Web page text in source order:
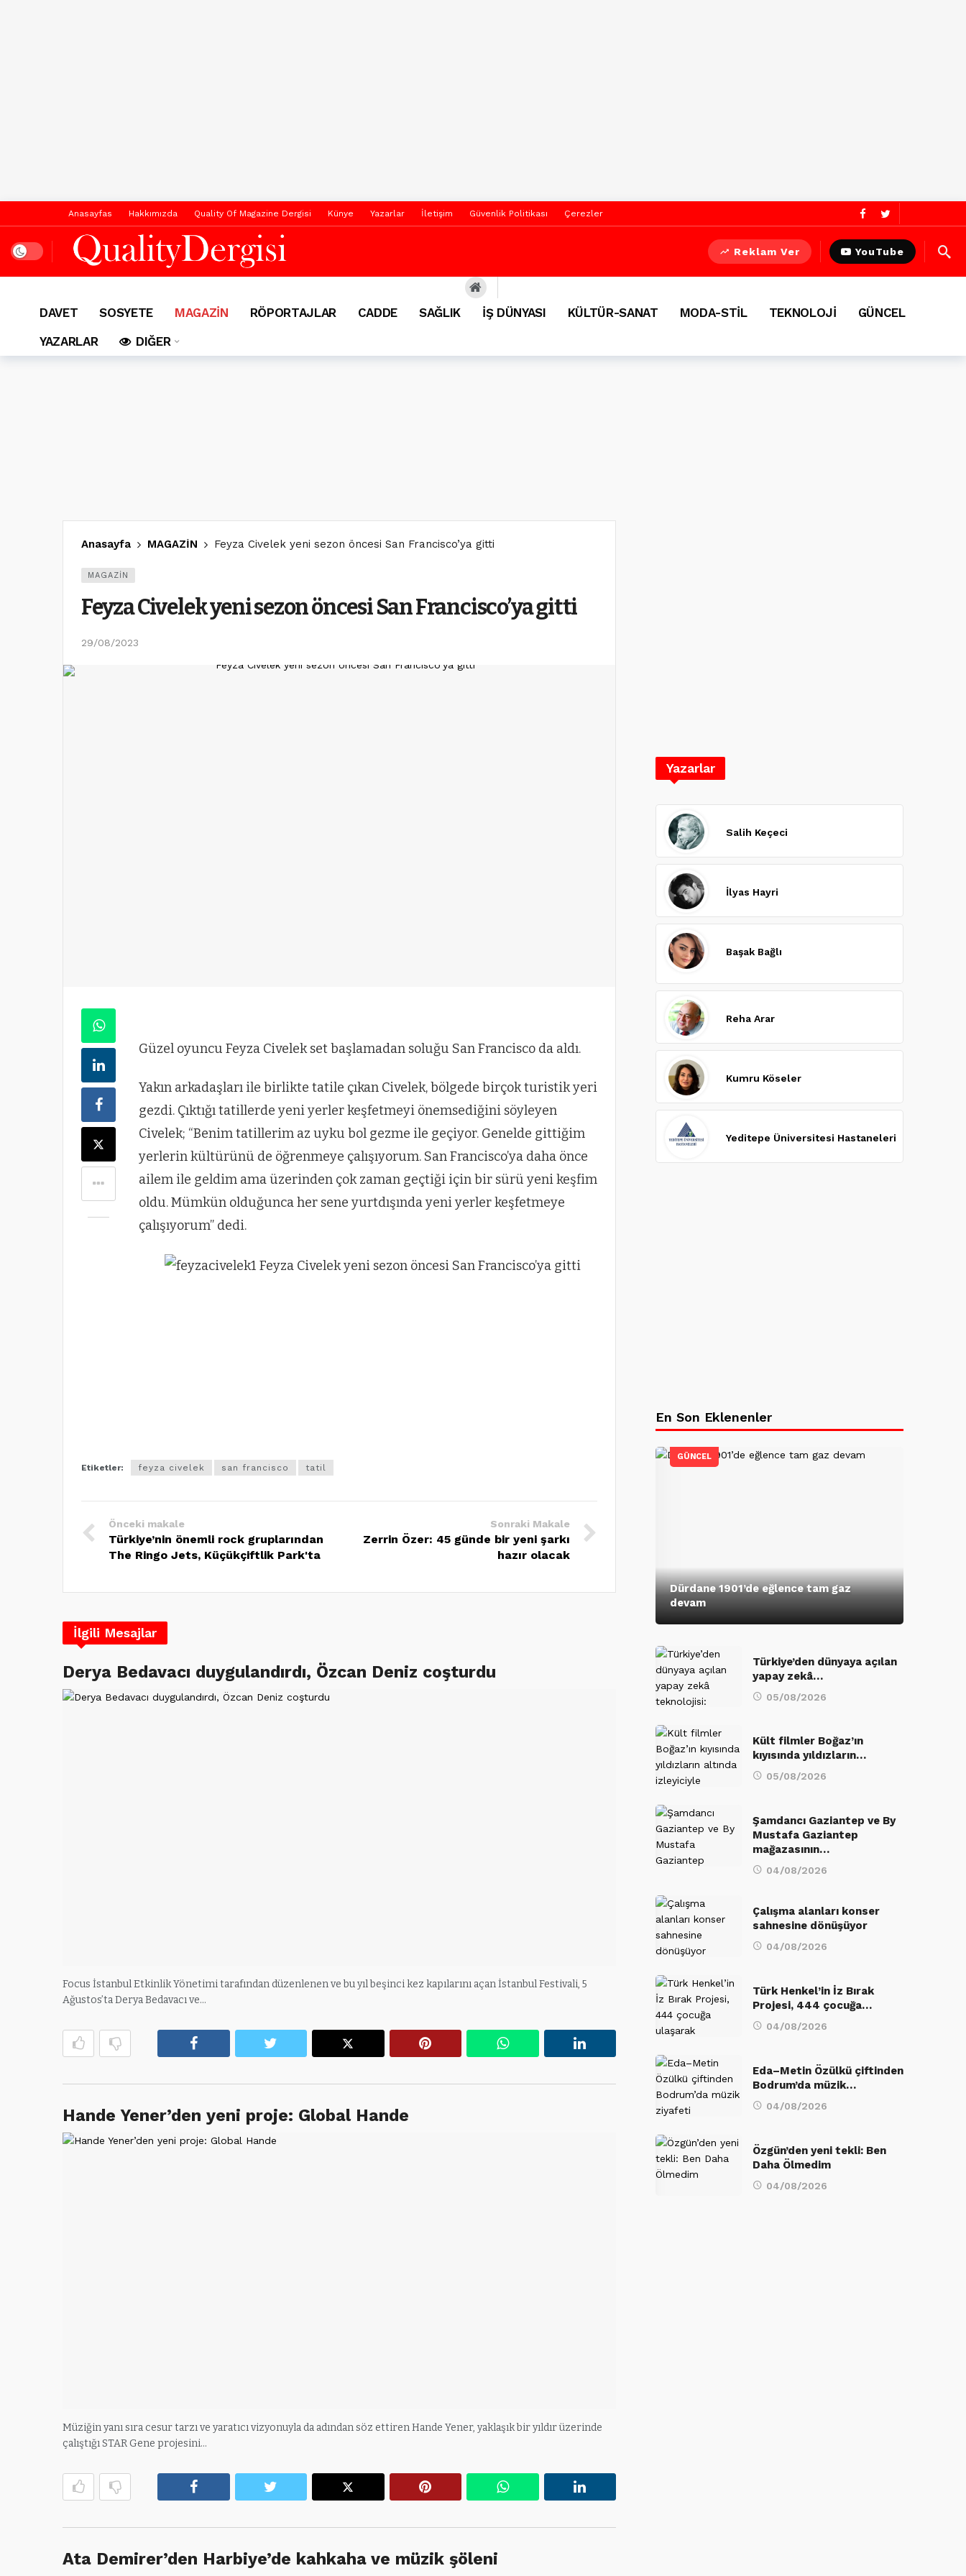
Anasayfas Hakkımızda Quality Of Magazine Dergisi Künye Yazarlar İletişim Güvenlik Politikası Çerezler
Dark mode Reklam Ver YouTube
DAVET SOSYETE MAGAZİN RÖPORTAJLAR CADDE SAĞLIK İŞ DÜNYASI KÜLTÜR-SANAT MODA-STİL TEKNOLOJİ
GÜNCEL
YAZARLAR
DIĞER
Anasayfa MAGAZİN Feyza Civelek yeni sezon öncesi San Francisco’ya gitti
MAGAZİN
Feyza Civelek yeni sezon öncesi San Francisco’ya gitti
29/08/2023
Güzel oyuncu Feyza Civelek set başlamadan soluğu San Francisco da aldı.
Yakın arkadaşları ile birlikte tatile çıkan Civelek, bölgede birçok turistik yeri
gezdi. Çıktığı tatillerde yeni yerler keşfetmeyi önemsediğini söyleyen
Civelek; “Benim tatillerim az uyku bol gezme ile geçiyor. Genelde gittiğim
yerlerin kültürünü de öğrenmeye çalışıyorum. San Francisco’ya daha önce
ailem ile geldim ama üzerinden çok zaman geçtiği için bir sürü yeni keşfim
oldu. Mümkün olduğunca her sene yurtdışında yeni yerler keşfetmeye
çalışıyorum” dedi.
Etiketler: feyza civelek san francisco tatil
Önceki makale
Türkiye’nin önemli rock gruplarından
The Ringo Jets, Küçükçiftlik Park'ta
Sonraki Makale
Zerrin Özer: 45 günde bir yeni şarkı
hazır olacak
İlgili Mesajlar
Derya Bedavacı duygulandırdı, Özcan Deniz coşturdu
Focus İstanbul Etkinlik Yönetimi tarafından düzenlenen ve bu yıl beşinci kez kapılarını açan İstanbul Festivali, 5
Ağustos’ta Derya Bedavacı ve…
Hande Yener’den yeni proje: Global Hande
Müziğin yanı sıra cesur tarzı ve yaratıcı vizyonuyla da adından söz ettiren Hande Yener, yaklaşık bir yıldır üzerinde
çalıştığı STAR Gene projesini…
Ata Demirer’den Harbiye’de kahkaha ve müzik şöleni
Yazarlar
Salih Keçeci
İlyas Hayri
Başak Bağlı
Reha Arar
Kumru Köseler
Yeditepe Üniversitesi Hastaneleri
En Son Eklenenler
GÜNCEL
Dürdane 1901’de eğlence tam gaz
devam
Türkiye’den dünyaya açılan
yapay zekâ…
05/08/2026
Kült filmler Boğaz’ın
kıyısında yıldızların…
05/08/2026
Şamdancı Gaziantep ve By
Mustafa Gaziantep
mağazasının…
04/08/2026
Çalışma alanları konser
sahnesine dönüşüyor
04/08/2026
Türk Henkel’in İz Bırak
Projesi, 444 çocuğa…
04/08/2026
Eda–Metin Özülkü çiftinden
Bodrum’da müzik…
04/08/2026
Özgün’den yeni tekli: Ben
Daha Ölmedim
04/08/2026